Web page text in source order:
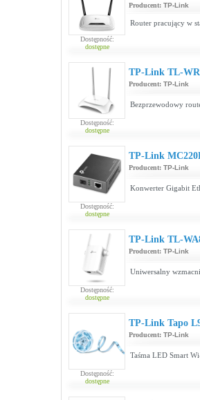
Dostępność:
dostępne
Producent: TP-Link
Router pracujący w
Dostępność:
dostępne
TP-Link TL-
Producent: TP-Link
Bezprzewodowy
Dostępność:
dostępne
TP-Link
Producent: TP-Link
Konwerter Gigabit
Dostępność:
dostępne
TP-Link TL-
Producent: TP-Link
Uniwersalny
Dostępność:
dostępne
TP-Link Tapo
Producent: TP-Link
Taśma LED Smart